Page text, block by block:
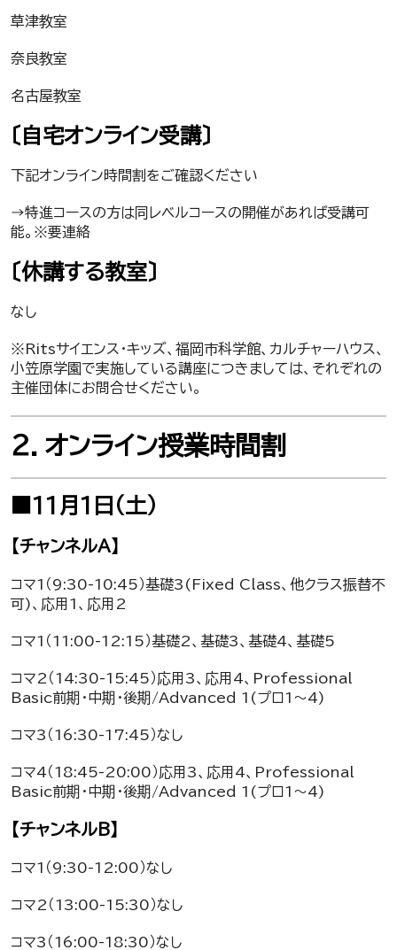
草津教室
奈良教室
名古屋教室
〔自宅オンライン受講〕
下記オンライン時間割をご確認ください
→特進コースの方は同レベルコースの開催があれば受講可
能。※要連絡
〔休講する教室〕
なし
※Ritsサイエンス・キッズ、福岡市科学館、カルチャーハウス、
小笠原学園で実施している講座につきましては、それぞれの
主催団体にお問合せください。
２．オンライン授業時間割
■11月1日（土）
【チャンネルA】
コマ1（9:30-10:45）基礎3(Fixed Class、他クラス振替不
可)、応用1、応用2
コマ1（11:00-12:15）基礎2、基礎3、基礎4、基礎5
コマ2（14:30-15:45）応用3、応用4、Professional
Basic前期・中期・後期/Advanced 1(プロ1～4)
コマ3（16:30-17:45）なし
コマ4（18:45-20:00）応用3、応用4、Professional
Basic前期・中期・後期/Advanced 1(プロ1～4)
【チャンネルB】
コマ1（9:30-12:00）なし
コマ2（13:00-15:30）なし
コマ3（16:00-18:30）なし